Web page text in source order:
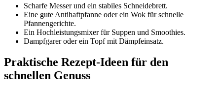
Scharfe Messer und ein stabiles Schneidebrett.
Eine gute Antihaftpfanne oder ein Wok für schnelle
Pfannengerichte.
Ein Hochleistungsmixer für Suppen und Smoothies.
Dampfgarer oder ein Topf mit Dämpfeinsatz.
Praktische Rezept-Ideen für den
schnellen Genuss